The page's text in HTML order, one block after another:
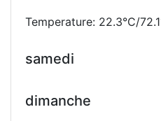
Temperature: 22.3°C/
samedi
dimanche